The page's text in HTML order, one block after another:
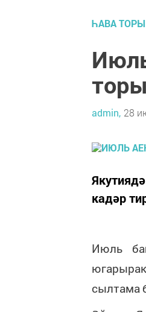
ҺАВА
admin, 28
кадәр
Июль
югарырак
сылтама